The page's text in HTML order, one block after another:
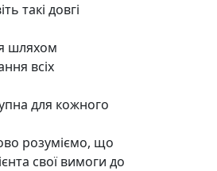
такі довгі
шляхом
всіх
для кожного
розуміємо, що
свої вимоги до